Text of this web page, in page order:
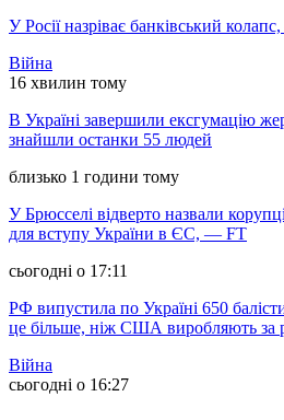
У Росії назріває банківський
Війна
16 хвилин тому
В Україні завершили ексгумацію
знайшли останки 55 людей
близько 1 години тому
У Брюсселі відверто назвали
для вступу України в ЄС, — FT
сьогодні о 17:11
РФ випустила по Україні 650
це більше, ніж США виробляють за
Війна
сьогодні о 16:27